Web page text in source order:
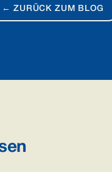
← ZURÜCK ZUM BLOG